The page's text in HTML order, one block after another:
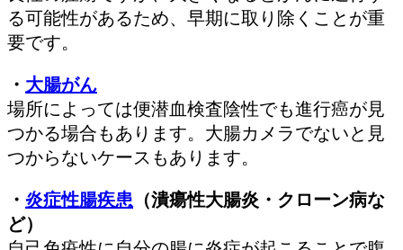
る可能性があるため、早期に取り除くことが重
要です。
・ 大腸がん
場所によっては便潜血検査陰性でも進行癌が見
つかる場合もあります。大腸カメラでないと見
つからないケースもあります。
・ 炎症性腸疾患 （潰瘍性大腸炎・クローン病な
ど）